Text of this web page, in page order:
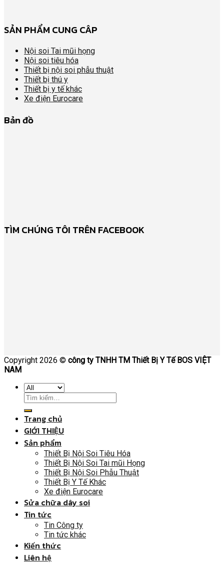
SẢN PHẨM CUNG CÂP
Nội soi Tai mũi họng
Nội soi tiêu hóa
Thiết bị nội soi phẫu thuật
Thiết bị thú y
Thiết bị y tế khác
Xe điện Eurocare
Bản đồ
TÌM CHÚNG TÔI TRÊN FACEBOOK
Copyright 2026 © công ty TNHH TM Thiết Bị Y Tế BOS VIỆT
NAM
Trang chủ
GIỚI THIỆU
Sản phẩm
Thiết Bị Nội Soi Tiêu Hóa
Thiết Bị Nội Soi Tai mũi Họng
Thiết Bị Nội Soi Phẫu Thuật
Thiết Bị Y Tế Khác
Xe điện Eurocare
Sửa chữa dây soi
Tin tức
Tin Công ty
Tin tức khác
Kiến thức
Liên hệ